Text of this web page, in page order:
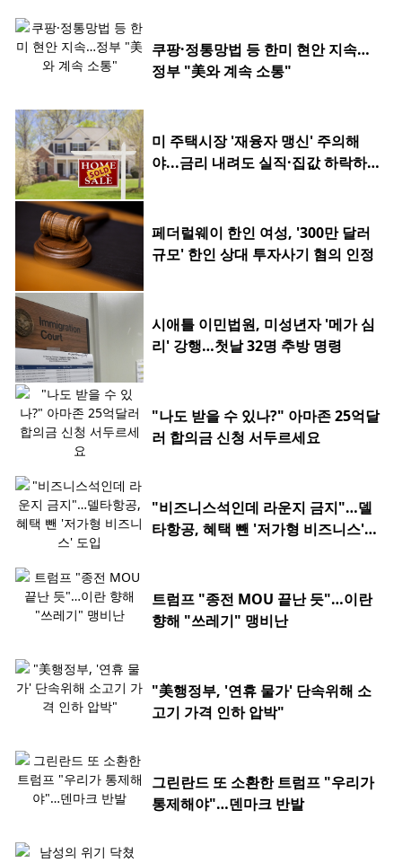
쿠팡·정통망법 등 한미 현안 지속…
정부 "美와 계속 소통"
미 주택시장 '재융자 맹신' 주의해
야...금리 내려도 실직·집값 하락하
페더럴웨이 한인 여성, '300만 달러
규모' 한인 상대 투자사기 혐의 인정
시애틀 이민법원, 미성년자 '메가 심
리' 강행…첫날 32명 추방 명령
"나도 받을 수 있나?" 아마존 25억달
러 합의금 신청 서두르세요
"비즈니스석인데 라운지 금지"…델
타항공, 혜택 뺀 '저가형 비즈니스'
트럼프 "종전 MOU 끝난 듯"…이란
향해 "쓰레기" 맹비난
"美행정부, '연휴 물가' 단속위해 소
고기 가격 인하 압박"
그린란드 또 소환한 트럼프 "우리가
통제해야"…덴마크 반발